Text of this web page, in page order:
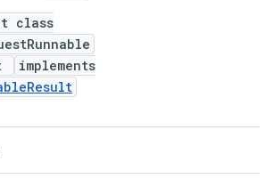
class
implements